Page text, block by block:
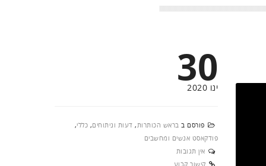
30
ינו 2020
פורסם ב בראש הכותרות, דעות וניתוחים, כללי,
פודקאסט אנשים ומחשבים
אין תגובות
קישור קבוע